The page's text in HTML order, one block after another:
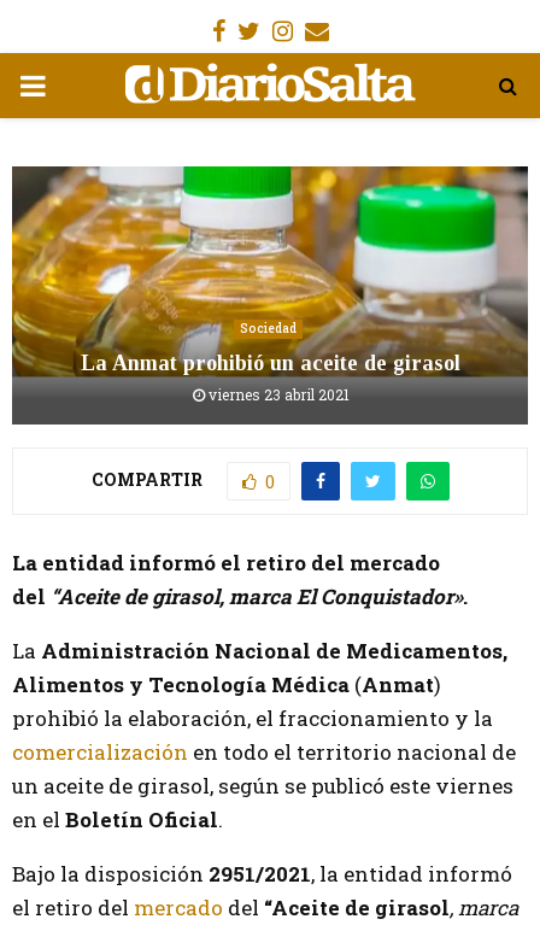
Facebook
Gorjeo
Instagram
Email
MENÚ
Sociedad
La Anmat prohibió un aceite de girasol
viernes 23 abril 2021
COMPARTIR 0
La entidad informó el retiro del mercado
del “Aceite de girasol, marca El Conquistador».
La Administración Nacional de Medicamentos,
Alimentos y Tecnología Médica (Anmat)
prohibió la elaboración, el fraccionamiento y la
comercialización en todo el territorio nacional de
un aceite de girasol, según se publicó este viernes
en el Boletín Oficial.
Bajo la disposición 2951/2021, la entidad informó
el retiro del mercado del “Aceite de girasol, marca